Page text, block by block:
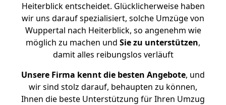
Heiterblick entscheidet. Glücklicherweise haben
wir uns darauf spezialisiert, solche Umzüge von
Wuppertal nach Heiterblick, so angenehm wie
möglich zu machen und Sie zu unterstützen,
damit alles reibungslos verläuft
Unsere Firma kennt die besten Angebote, und
wir sind stolz darauf, behaupten zu können,
Ihnen die beste Unterstützung für Ihren Umzug